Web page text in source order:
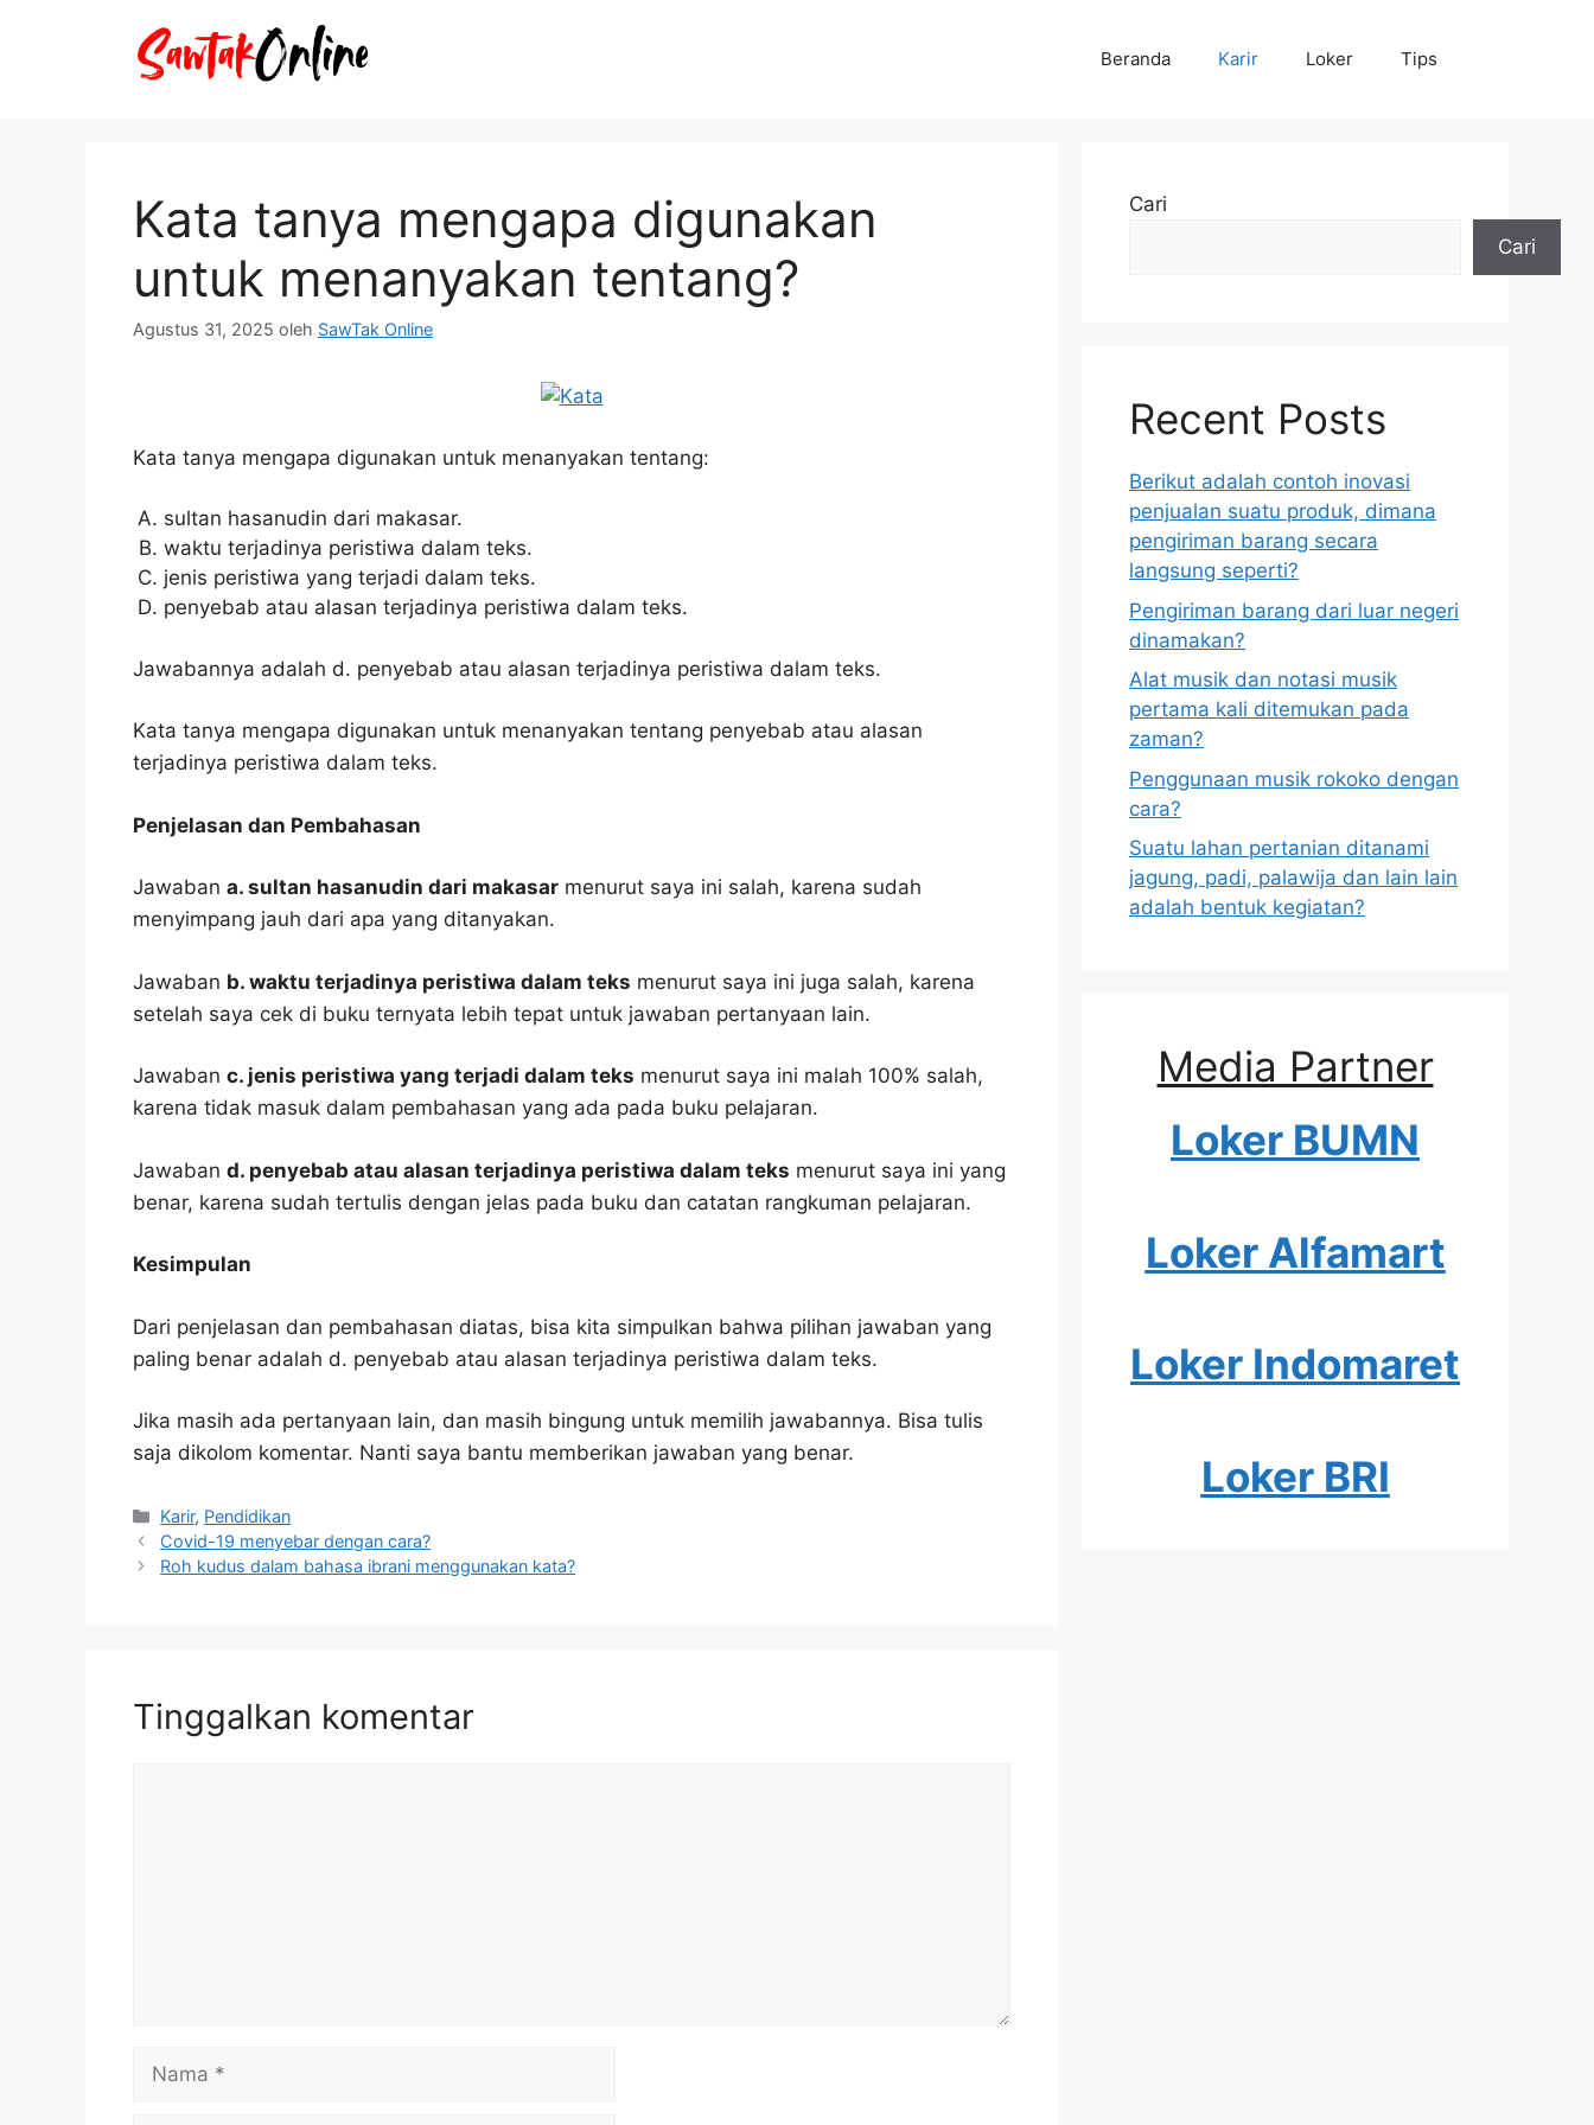
Beranda Karir Loker Tips
Kata tanya mengapa digunakan
untuk menanyakan tentang?
Agustus 31, 2025 oleh SawTak Online
Kata tanya mengapa digunakan untuk menanyakan tentang:
sultan hasanudin dari makasar.
waktu terjadinya peristiwa dalam teks.
jenis peristiwa yang terjadi dalam teks.
penyebab atau alasan terjadinya peristiwa dalam teks.
Jawabannya adalah d. penyebab atau alasan terjadinya peristiwa dalam teks.
Kata tanya mengapa digunakan untuk menanyakan tentang penyebab atau alasan
terjadinya peristiwa dalam teks.
Penjelasan dan Pembahasan
Jawaban a. sultan hasanudin dari makasar menurut saya ini salah, karena sudah
menyimpang jauh dari apa yang ditanyakan.
Jawaban b. waktu terjadinya peristiwa dalam teks menurut saya ini juga salah, karena
setelah saya cek di buku ternyata lebih tepat untuk jawaban pertanyaan lain.
Jawaban c. jenis peristiwa yang terjadi dalam teks menurut saya ini malah 100% salah,
karena tidak masuk dalam pembahasan yang ada pada buku pelajaran.
Jawaban d. penyebab atau alasan terjadinya peristiwa dalam teks menurut saya ini yang
benar, karena sudah tertulis dengan jelas pada buku dan catatan rangkuman pelajaran.
Kesimpulan
Dari penjelasan dan pembahasan diatas, bisa kita simpulkan bahwa pilihan jawaban yang
paling benar adalah d. penyebab atau alasan terjadinya peristiwa dalam teks.
Jika masih ada pertanyaan lain, dan masih bingung untuk memilih jawabannya. Bisa tulis
saja dikolom komentar. Nanti saya bantu memberikan jawaban yang benar.
Kategori
Karir, Pendidikan
Covid-19 menyebar dengan cara?
Roh kudus dalam bahasa ibrani menggunakan kata?
Tinggalkan komentar
Nama
Cari
Cari
Recent Posts
Berikut adalah contoh inovasi
penjualan suatu produk, dimana
pengiriman barang secara
langsung seperti?
Pengiriman barang dari luar negeri
dinamakan?
Alat musik dan notasi musik
pertama kali ditemukan pada
zaman?
Penggunaan musik rokoko dengan
cara?
Suatu lahan pertanian ditanami
jagung, padi, palawija dan lain lain
adalah bentuk kegiatan?
Media Partner
Loker BUMN
Loker Alfamart
Loker Indomaret
Loker BRI